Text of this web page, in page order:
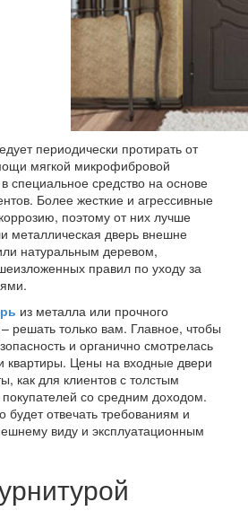
периодически протирать от
мягкой микрофибровой
специальное средство на основе
Более жесткие и агрессивные
поэтому от них лучше
металлическая дверь внешне
натуральным деревом,
правил по уходу за
из металла или прочного
решать только вам. Главное, чтобы
и органично смотрелась
квартиры. Цены на входные двери
как для клиентов с толстым
со средним доходом.
будет отвечать требованиям и
виду и эксплуатационным